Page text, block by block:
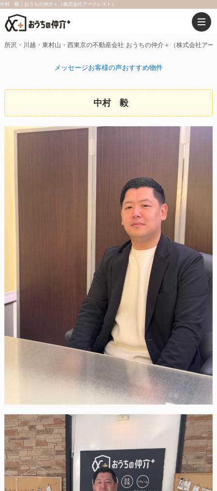
中村 毅｜おうちの仲介＋（株式会社アークレスト）
所沢・川越・東村山・西東京の不動産会社 おうちの仲介＋（株式会社アー
メッセージお客様の声おすすめ物件
中村 毅